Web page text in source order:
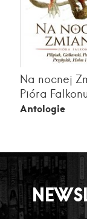
Na nocnej
Pióra Falkonu
Antologie